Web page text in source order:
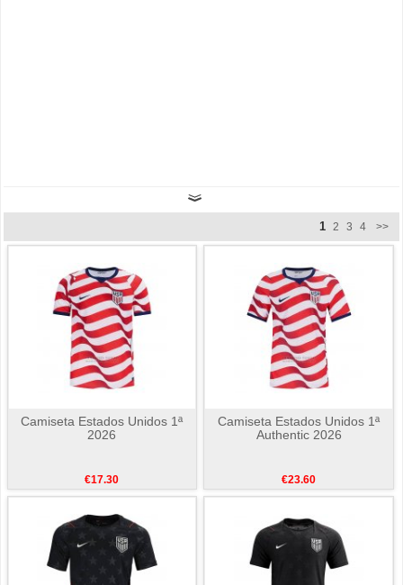
1 2 3 4 >>
Camiseta Estados Unidos 1ª
2026
€17.30
Camiseta Estados Unidos 1ª
Authentic 2026
€23.60